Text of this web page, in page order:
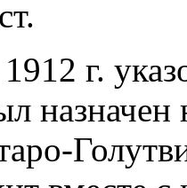
г.
назначен